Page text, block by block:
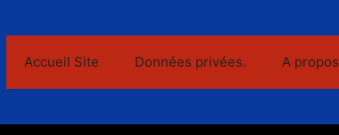
Accueil Site Données privées. A propos